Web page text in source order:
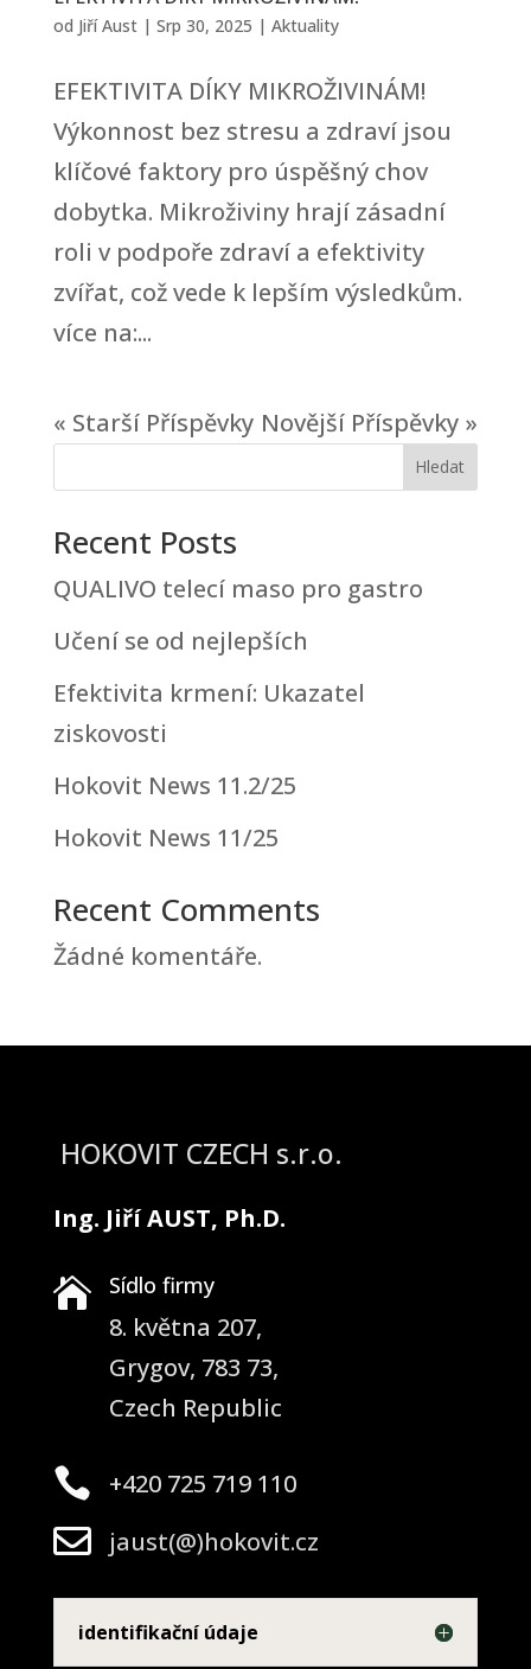
od Jiří Aust| Srp 30, 2025 | Aktuality
EFEKTIVITA DÍKY MIKROŽIVINÁM!
Výkonnost bez stresu a zdraví jsou
klíčové faktory pro úspěšný chov
dobytka. Mikroživiny hrají zásadní
roli v podpoře zdraví a efektivity
zvířat, což vede k lepším výsledkům.
více na:...
« Starší Příspěvky Novější Příspěvky »
Hledat
Recent Posts
QUALIVO telecí maso pro gastro
Učení se od nejlepších
Efektivita krmení: Ukazatel
ziskovosti
Hokovit News 11.2/25
Hokovit News 11/25
Recent Comments
Žádné komentáře.
HOKOVIT CZECH s.r.o.
Ing. Jiří AUST, Ph.D.
 Sídlo firmy
8. května 207,
Grygov, 783 73,
Czech Republic
 +420 725 719 110
 jaust(@)hokovit.cz
identifikační údaje